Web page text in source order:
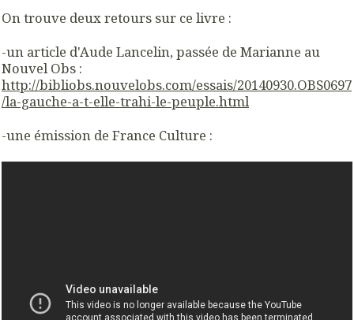
On trouve deux retours sur ce livre :
-un article d'Aude Lancelin, passée de Marianne au
Nouvel Obs :
http://bibliobs.nouvelobs.com/essais/20140930.OBS0697
/la-gauche-a-t-elle-trahi-le-peuple.html
-une émission de France Culture :